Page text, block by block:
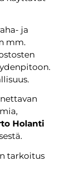
ja
mm.
Holanti
tarkoitus